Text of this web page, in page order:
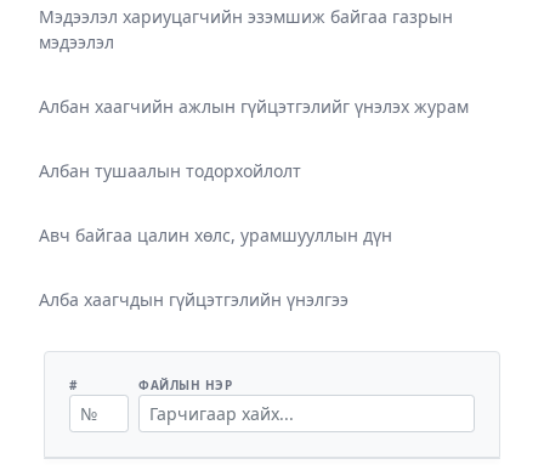
Мэдээлэл хариуцагчийн эзэмшиж байгаа газрын
мэдээлэл
Албан хаагчийн ажлын гүйцэтгэлийг үнэлэх журам
Албан тушаалын тодорхойлолт
Авч байгаа цалин хөлс, урамшууллын дүн
Алба хаагчдын гүйцэтгэлийн үнэлгээ
# ФАЙЛЫН НЭР